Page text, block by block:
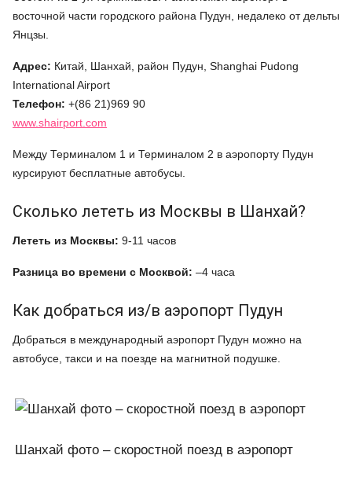
восточной части городского района Пудун, недалеко от дельты
Янцзы.
Адрес: Китай, Шанхай, район Пудун, Shanghai Pudong
International Airport
Телефон: +(86 21)969 90
www.shairport.com
Между Терминалом 1 и Терминалом 2 в аэропорту Пудун
курсируют бесплатные автобусы.
Сколько лететь из Москвы в Шанхай?
Лететь из Москвы: 9-11 часов
Разница во времени с Москвой: –4 часа
Как добраться из/в аэропорт Пудун
Добраться в международный аэропорт Пудун можно на
автобусе, такси и на поезде на магнитной подушке.
Шанхай фото – скоростной поезд в аэропорт